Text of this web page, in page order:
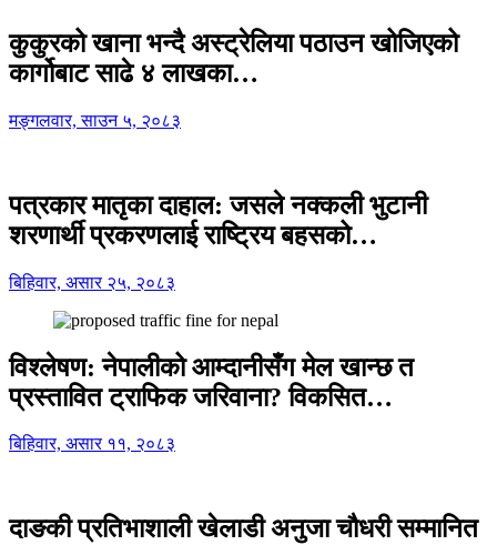
कुकुरको खाना भन्दै अस्ट्रेलिया पठाउन खोजिएको
कार्गोबाट साढे ४ लाखका…
मङ्गलवार, साउन ५, २०८३
पत्रकार मातृका दाहाल: जसले नक्कली भुटानी
शरणार्थी प्रकरणलाई राष्ट्रिय बहसको…
बिहिवार, असार २५, २०८३
विश्लेषण: नेपालीको आम्दानीसँग मेल खान्छ त
प्रस्तावित ट्राफिक जरिवाना? विकसित…
बिहिवार, असार ११, २०८३
दाङकी प्रतिभाशाली खेलाडी अनुजा चौधरी सम्मानित